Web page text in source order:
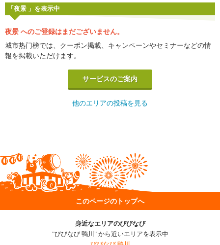
「夜景 」を表示中
夜景 へのご登録はまだございません。
城市热门榜では、クーポン掲載、キャンペーンやセミナーなどの情
報を掲載いただけます。
サービスのご案内
他のエリアの投稿を見る
このページのトップへ
身近なエリアのびびなび
"びびなび 鸭川" から近いエリアを表示中